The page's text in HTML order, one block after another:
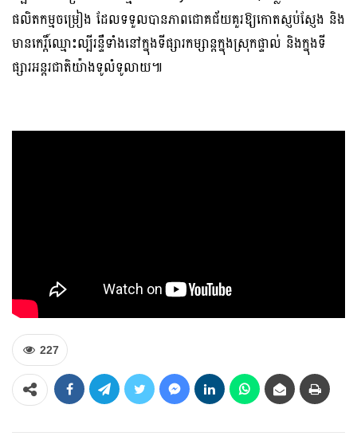
ផលិតកម្មចម្រៀង ដែលទទួលបានភាពជោគជ័យគួរឱ្យកោតស្ញប់ស្ញែង និង
មានកេរ្តិ៍ឈ្មោះល្បីរន្ទឺទាំងនៅក្នុងទីផ្សារកម្សាន្តក្នុងស្រុកផ្ទាល់ និងក្នុងទី
ផ្សារអន្តរជាតិយ៉ាងទូលំទូលាយ៕
227